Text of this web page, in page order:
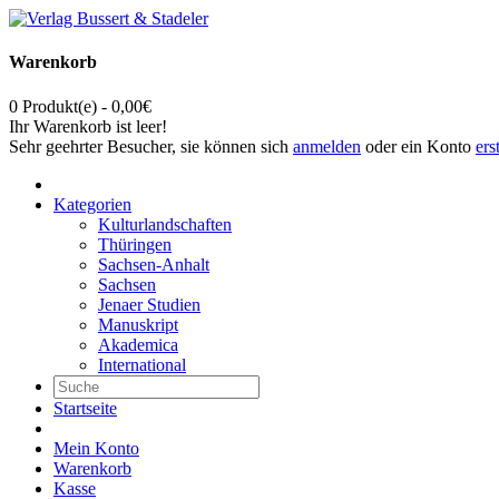
Warenkorb
0 Produkt(e) - 0,00€
Ihr Warenkorb ist leer!
Sehr geehrter Besucher, sie können sich anmelden oder ein Konto
Kategorien
Kulturlandschaften
Thüringen
Sachsen-Anhalt
Sachsen
Jenaer Studien
Manuskript
Akademica
International
Startseite
Mein Konto
Warenkorb
Kasse